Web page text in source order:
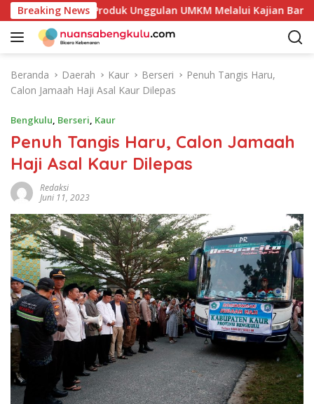
a
Breaking News
Potensi Produk Unggulan UMKM Melalui Kajian Bank
Beranda Daerah Kaur Berseri
Penuh Tangis Haru,
Calon Jamaah Haji Asal Kaur Dilepas
Bengkulu, Berseri, Kaur
Penuh Tangis Haru, Calon Jamaah
Haji Asal Kaur Dilepas
Redaksi
Juni 11, 2023